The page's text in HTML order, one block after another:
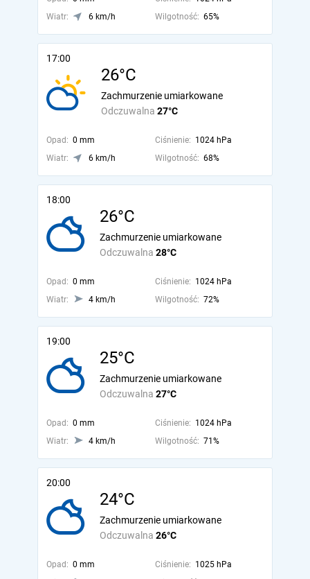
Wiatr:
6 km/h Wilgotność: 65%
17:00
26°C
Odczuwalna 27°C
Zachmurzenie umiarkowane
Opad: 0 mm Ciśnienie: 1024 hPa
Wiatr:
6 km/h Wilgotność: 68%
18:00
26°C
Odczuwalna 28°C
Zachmurzenie umiarkowane
Opad: 0 mm Ciśnienie: 1024 hPa
Wiatr:
4 km/h Wilgotność: 72%
19:00
25°C
Odczuwalna 27°C
Zachmurzenie umiarkowane
Opad: 0 mm Ciśnienie: 1024 hPa
Wiatr:
4 km/h Wilgotność: 71%
20:00
24°C
Odczuwalna 26°C
Zachmurzenie umiarkowane
Opad: 0 mm Ciśnienie: 1025 hPa